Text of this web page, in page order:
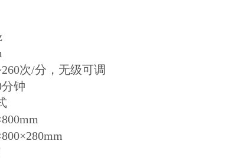
次/分，无级可调
钟